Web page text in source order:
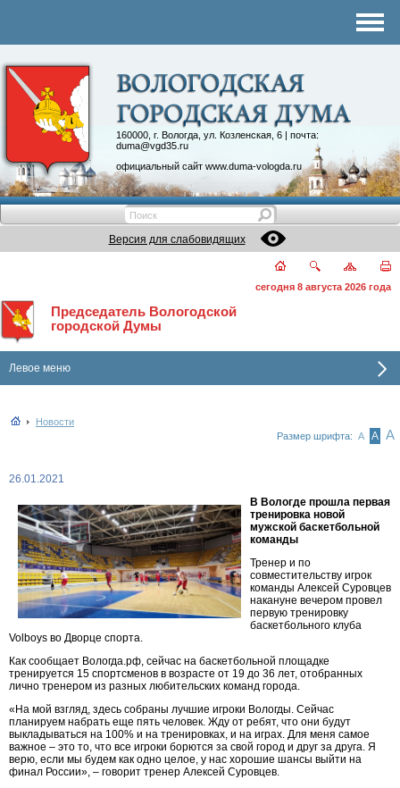
160000, г. Вологда, ул. Козленская, 6 | почта:
duma@vgd35.ru
официальный сайт www.duma-vologda.ru
Контакты
Депутатские объединения
Версия для слабовидящих
сегодня 8 августа 2026 года
Председатель Вологодской
городской Думы
Левое меню
Новости
Размер шрифта: А А А
26.01.2021
В Вологде прошла первая
тренировка новой
мужской баскетбольной
команды
Тренер и по
совместительству игрок
команды Алексей Суровцев
накануне вечером провел
первую тренировку
баскетбольного клуба
Volboys во Дворце спорта.
Как сообщает Вологда.рф, сейчас на баскетбольной площадке
тренируется 15 спортсменов в возрасте от 19 до 36 лет, отобранных
лично тренером из разных любительских команд города.
«На мой взгляд, здесь собраны лучшие игроки Вологды. Сейчас
планируем набрать еще пять человек. Жду от ребят, что они будут
выкладываться на 100% и на тренировках, и на играх. Для меня самое
важное – это то, что все игроки борются за свой город и друг за друга. Я
верю, если мы будем как одно целое, у нас хорошие шансы выйти на
финал России», – говорит тренер Алексей Суровцев.